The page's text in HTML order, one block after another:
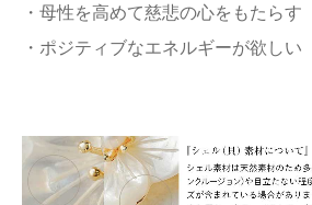
・母性を高めて慈悲の心をもたらす
・ポジティブなエネルギーが欲しい